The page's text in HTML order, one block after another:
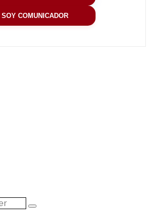
SOY COMUNICADOR